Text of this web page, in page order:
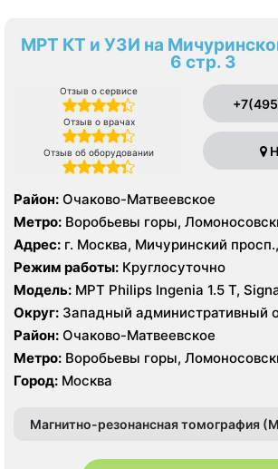
МРТ КТ и УЗИ на
6 стр. 3
Отзыв о сервисе
Отзыв о врачах
Отзыв об оборудовании
Район: Очаково-Матвеевское
Метро: Воробьевы горы,
Раменки
Адрес: г. Москва, Мичуринский
Режим работы: Круглосуточно
Модель: МРТ Philips Ingenia 1.5 T,
GE Light Speed 64 среза, GE
128 срезов УЗИ HITACHI Preirus
Округ: Западный административный
Район: Очаково-Матвеевское
Метро: Воробьевы горы,
Раменки
Город: Москва
Магнитно-резонансная томография